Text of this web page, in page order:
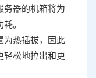
器的机箱将为
。
热插拔，因此
轻松地拉出和更